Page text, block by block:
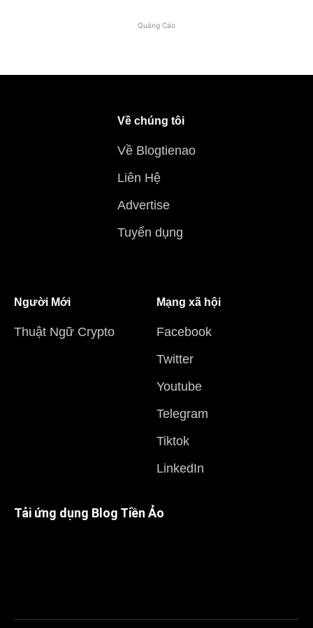
Quảng Cáo
Về chúng tôi
Về Blogtienao
Liên Hệ
Advertise
Tuyển dụng
Người Mới
Thuật Ngữ Crypto
Mạng xã hội
Facebook
Twitter
Youtube
Telegram
Tiktok
LinkedIn
Tải ứng dụng Blog Tiền Ảo